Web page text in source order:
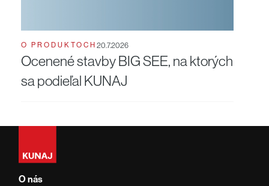
O PRODUKTOCH20.7.2026
Ocenené stavby BIG SEE, na ktorých
sa podieľal KUNAJ
O nás